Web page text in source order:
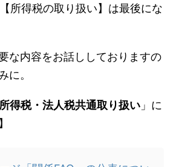
所得税の取り扱い】は最後にな
な内容をお話ししておりますの
に。
所得税・法人税共通取り扱い 」に
】